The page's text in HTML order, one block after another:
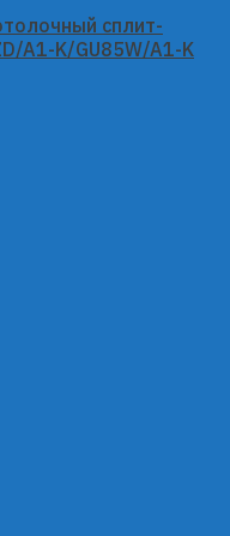
сплит-
A1-K/GU85W/A1-K